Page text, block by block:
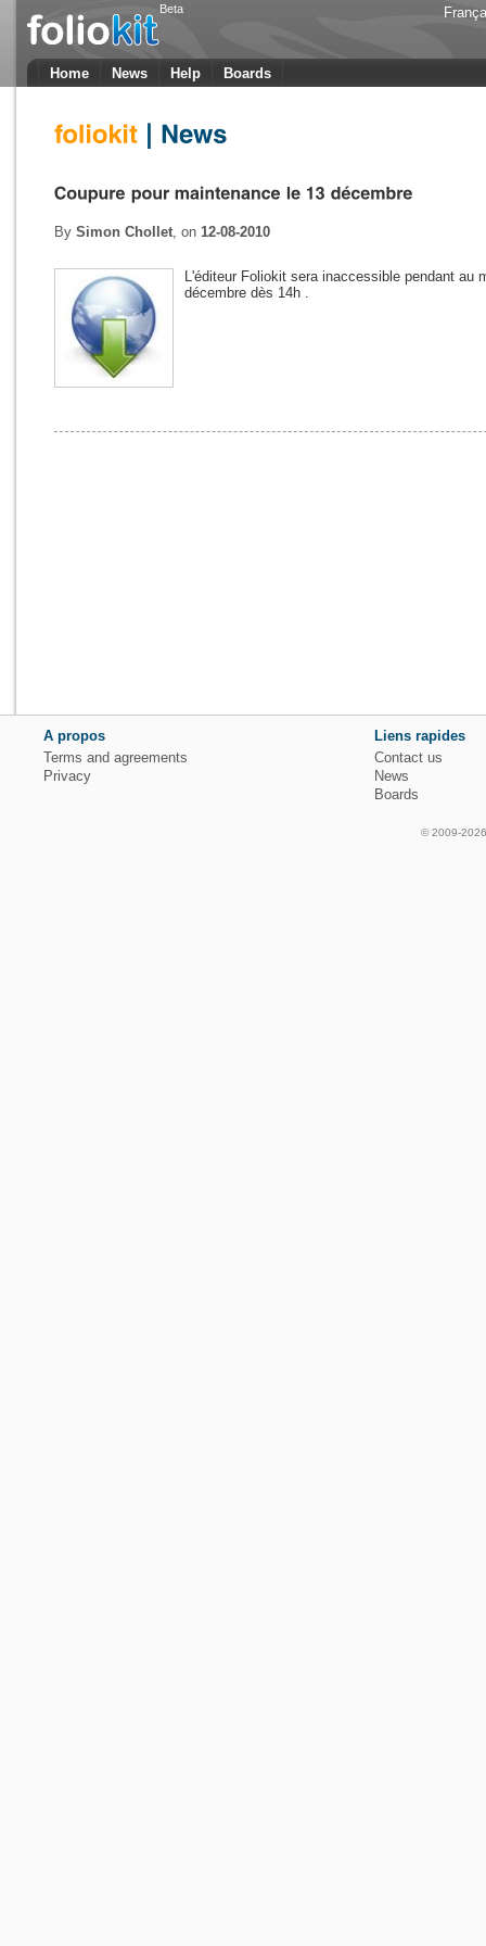
Beta
Home News Help Boards
By Simon Chollet, on 12-08-2010
L'éditeur Foliokit sera inaccessible pendant au
décembre dès 14h .
A propos
Terms and agreements
Privacy
Liens rapides
Contact us
News
Boards
© 2009-